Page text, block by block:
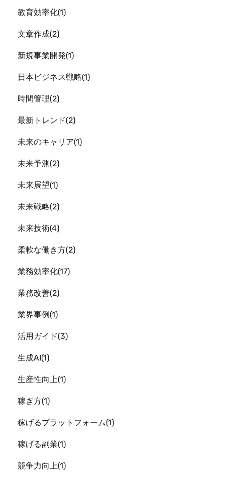
教育効率化 1
文章作成 2
新規事業開発 1
日本ビジネス戦略 1
時間管理 2
最新トレンド 2
未来のキャリア 1
未来予測 2
未来展望 1
未来戦略 2
未来技術 4
柔軟な働き方 2
業務効率化 17
業務改善 2
業界事例 1
活用ガイド 3
生成AI 1
生産性向上 1
稼ぎ方 1
稼げるプラットフォーム 1
稼げる副業 1
競争力向上 1